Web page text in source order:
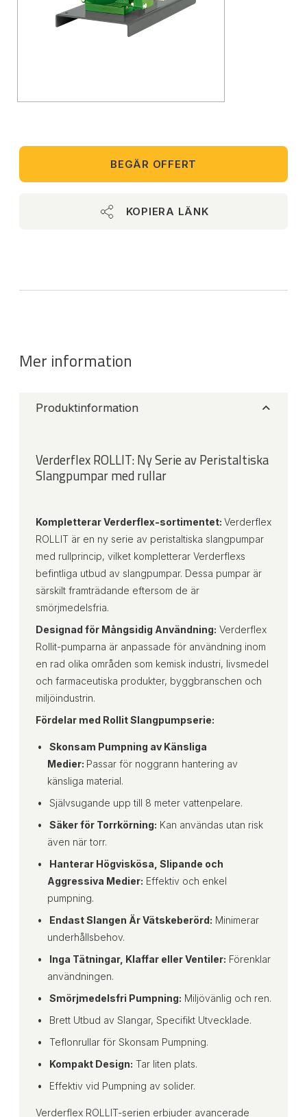
BEGÄR OFFERT
KOPIERA LÄNK
Mer information
Produktinformation
Verderflex ROLLIT: Ny Serie av Peristaltiska
Slangpumpar med rullar
Kompletterar Verderflex-sortimentet: Verderflex
ROLLIT är en ny serie av peristaltiska slangpumpar
med rullprincip, vilket kompletterar Verderflexs
befintliga utbud av slangpumpar. Dessa pumpar är
särskilt framträdande eftersom de är
smörjmedelsfria.
Designad för Mångsidig Användning: Verderflex
Rollit-pumparna är anpassade för användning inom
en rad olika områden som kemisk industri, livsmedel
och farmaceutiska produkter, byggbranschen och
miljöindustrin.
Fördelar med Rollit Slangpumpserie:
Skonsam Pumpning av Känsliga
Medier: Passar för noggrann hantering av
känsliga material.
Självsugande upp till 8 meter vattenpelare.
Säker för Torrkörning: Kan användas utan risk
även när torr.
Hanterar Högviskösa, Slipande och
Aggressiva Medier: Effektiv och enkel
pumpning.
Endast Slangen Är Vätskeberörd: Minimerar
underhållsbehov.
Inga Tätningar, Klaffar eller Ventiler: Förenklar
användningen.
Smörjmedelsfri Pumpning: Miljövänlig och ren.
Brett Utbud av Slangar, Specifikt Utvecklade.
Teflonrullar för Skonsam Pumpning.
Kompakt Design: Tar liten plats.
Effektiv vid Pumpning av solider.
Verderflex ROLLIT-serien erbjuder avancerade